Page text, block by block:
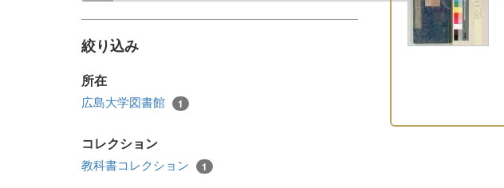
絞り込み
所在
広島大学図書館 1
コレクション
教科書コレクション 1